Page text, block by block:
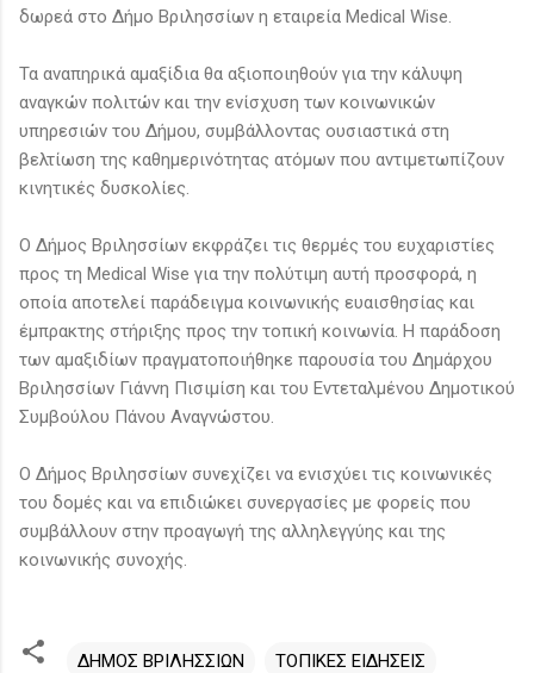
δωρεά στο Δήμο Βριλησσίων η εταιρεία Μedical Wise.
Τα αναπηρικά αμαξίδια θα αξιοποιηθούν για την κάλυψη
αναγκών πολιτών και την ενίσχυση των κοινωνικών
υπηρεσιών του Δήμου, συμβάλλοντας ουσιαστικά στη
βελτίωση της καθημερινότητας ατόμων που αντιμετωπίζουν
κινητικές δυσκολίες.
Ο Δήμος Βριλησσίων εκφράζει τις θερμές του ευχαριστίες
προς τη Medical Wise για την πολύτιμη αυτή προσφορά, η
οποία αποτελεί παράδειγμα κοινωνικής ευαισθησίας και
έμπρακτης στήριξης προς την τοπική κοινωνία. Η παράδοση
των αμαξιδίων πραγματοποιήθηκε παρουσία του Δημάρχου
Βριλησσίων Γιάννη Πισιμίση και του Εντεταλμένου Δημοτικού
Συμβούλου Πάνου Αναγνώστου.
Ο Δήμος Βριλησσίων συνεχίζει να ενισχύει τις κοινωνικές
του δομές και να επιδιώκει συνεργασίες με φορείς που
συμβάλλουν στην προαγωγή της αλληλεγγύης και της
κοινωνικής συνοχής.
ΔΗΜΟΣ ΒΡΙΛΗΣΣΙΩΝ ΤΟΠΙΚΕΣ ΕΙΔΗΣΕΙΣ